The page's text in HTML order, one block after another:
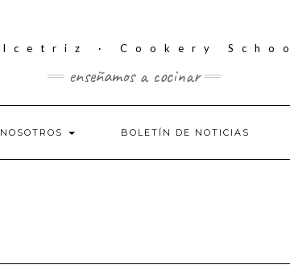
enseñamos a cocinar
NOSOTROS BOLETÍN DE NOTICIAS